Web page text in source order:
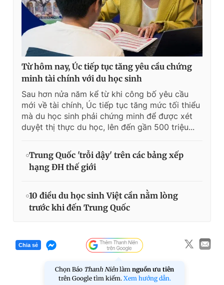
­Từ hôm nay, Úc tiếp tục tăng yêu cầu chứng
minh tài chính với du học sinh
Sau hơn nửa năm kể từ khi công bố yêu cầu
mới về tài chính, Úc tiếp tục tăng mức tối thiểu
mà du học sinh phải chứng minh để được xét
duyệt thị thực du học, lên đến gần 500 triệu...
Trung Quốc 'trỗi dậy' trên các bảng xếp
hạng ĐH thế giới
10 điều du học sinh Việt cần nằm lòng
trước khi đến Trung Quốc
Chia sẻ
Chọn Báo Thanh Niên làm nguồn ưu tiên
trên Google tìm kiếm. Xem hướng dẫn.